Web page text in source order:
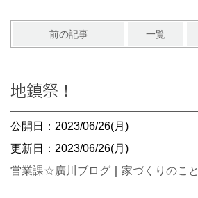
前の記事 一覧
地鎮祭！
公開日：2023/06/26(月)
更新日：2023/06/26(月)
営業課☆廣川ブログ
家づくりのこと